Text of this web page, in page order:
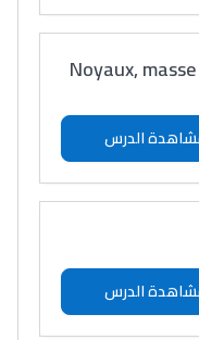
Noyaux,
الدرس
الدرس